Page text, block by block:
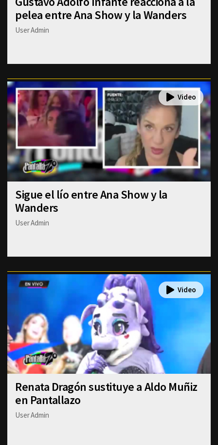
pelea entre Ana Show y la Wanders
User Admin
Sigue el lío entre Ana Show y la
Wanders
User Admin
Renata Dragón sustituye a Aldo Muñiz
en Pantallazo
User Admin